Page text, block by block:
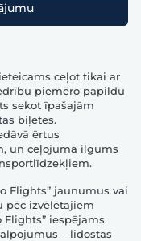
ceļot tikai ar
piemēro papildu
sekot īpašajām
biļetes.
ērtus
un ceļojuma ilgums
Flights” jaunumus vai
pēc izvēlētajiem
iespējams
– lidostas